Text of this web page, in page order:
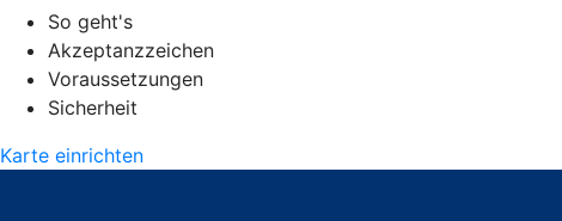
So geht's
Akzeptanzzeichen
Voraussetzungen
Sicherheit
Karte einrichten